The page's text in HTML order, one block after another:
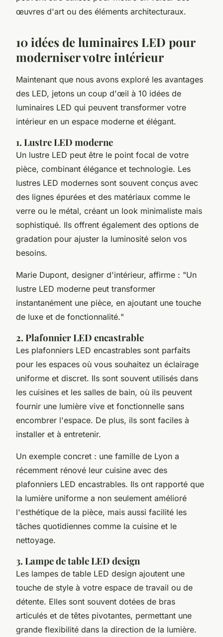
œuvres d'art ou des éléments architecturaux.
10 idées de luminaires LED pour
moderniser votre intérieur
Maintenant que nous avons exploré les avantages
des LED, jetons un coup d'œil à 10 idées de
luminaires LED qui peuvent transformer votre
intérieur en un espace moderne et élégant.
1. Lustre LED moderne
Un lustre LED peut être le point focal de votre
pièce, combinant élégance et technologie. Les
lustres LED modernes sont souvent conçus avec
des lignes épurées et des matériaux comme le
verre ou le métal, créant un look minimaliste mais
sophistiqué. Ils offrent également des options de
gradation pour ajuster la luminosité selon vos
besoins.
Marie Dupont, designer d'intérieur, affirme : "Un
lustre LED moderne peut transformer
instantanément une pièce, en ajoutant une touche
de luxe et de fonctionnalité."
2. Plafonnier LED encastrable
Les plafonniers LED encastrables sont parfaits
pour les espaces où vous souhaitez un éclairage
uniforme et discret. Ils sont souvent utilisés dans
les cuisines et les salles de bain, où ils peuvent
fournir une lumière vive et fonctionnelle sans
encombrer l'espace. De plus, ils sont faciles à
installer et à entretenir.
Un exemple concret : une famille de Lyon a
récemment rénové leur cuisine avec des
plafonniers LED encastrables. Ils ont rapporté que
la lumière uniforme a non seulement amélioré
l'esthétique de la pièce, mais aussi facilité les
tâches quotidiennes comme la cuisine et le
nettoyage.
3. Lampe de table LED design
Les lampes de table LED design ajoutent une
touche de style à votre espace de travail ou de
détente. Elles sont souvent dotées de bras
articulés et de têtes pivotantes, permettant une
grande flexibilité dans la direction de la lumière.